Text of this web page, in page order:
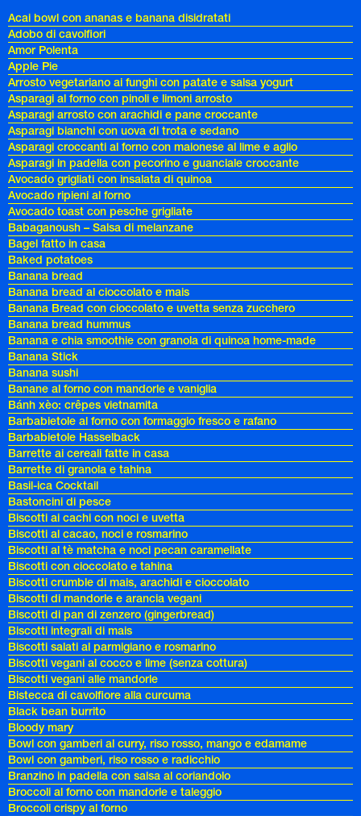
Acai bowl con ananas e banana disidratati
Adobo di cavolfiori
Amor Polenta
Apple Pie
Arrosto vegetariano ai funghi con patate e salsa yogurt
Asparagi al forno con pinoli e limoni arrosto
Asparagi arrosto con arachidi e pane croccante
Asparagi bianchi con uova di trota e sedano
Asparagi croccanti al forno con maionese al lime e aglio
Asparagi in padella con pecorino e guanciale croccante
Avocado grigliati con insalata di quinoa
Avocado ripieni al forno
Avocado toast con pesche grigliate
Babaganoush – Salsa di melanzane
Bagel fatto in casa
Baked potatoes
Banana bread
Banana bread al cioccolato e mais
Banana Bread con cioccolato e uvetta senza zucchero
Banana bread hummus
Banana e chia smoothie con granola di quinoa home-made
Banana Stick
Banana sushi
Banane al forno con mandorle e vaniglia
Bánh xèo: crêpes vietnamita
Barbabietole al forno con formaggio fresco e rafano
Barbabietole Hasselback
Barrette ai cereali fatte in casa
Barrette di granola e tahina
Basil-ica Cocktail
Bastoncini di pesce
Biscotti ai cachi con noci e uvetta
Biscotti al cacao, noci e rosmarino
Biscotti al tè matcha e noci pecan caramellate
Biscotti con cioccolato e tahina
Biscotti crumble di mais, arachidi e cioccolato
Biscotti di mandorle e arancia vegani
Biscotti di pan di zenzero (gingerbread)
Biscotti integrali di mais
Biscotti salati al parmigiano e rosmarino
Biscotti vegani al cocco e lime (senza cottura)
Biscotti vegani alle mandorle
Bistecca di cavolfiore alla curcuma
Black bean burrito
Bloody mary
Bowl con gamberi al curry, riso rosso, mango e edamame
Bowl con gamberi, riso rosso e radicchio
Branzino in padella con salsa al coriandolo
Broccoli al forno con mandorle e taleggio
Broccoli crispy al forno